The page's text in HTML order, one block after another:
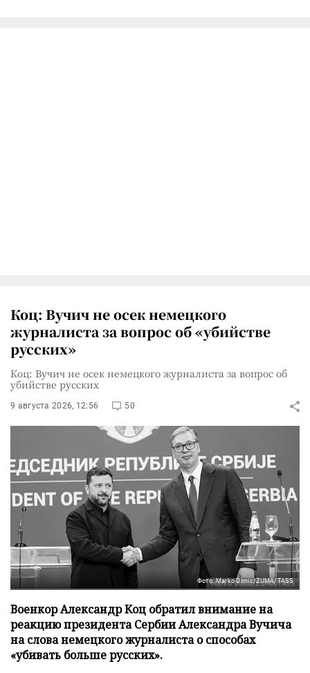
Коц: Вучич не осек немецкого
журналиста за вопрос об «убийстве
русских»
Коц: Вучич не осек немецкого журналиста за вопрос об
убийстве русских
9 августа 2026, 12:56 50
Фото: Marko Dimic/ZUMA/TASS
Военкор Александр Коц обратил внимание на
реакцию президента Сербии Александра Вучича
на слова немецкого журналиста о способах
«убивать больше русских».